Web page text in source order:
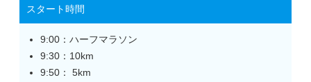
スタート時間
9:00：ハーフマラソン
9:30：10km
9:50： 5km